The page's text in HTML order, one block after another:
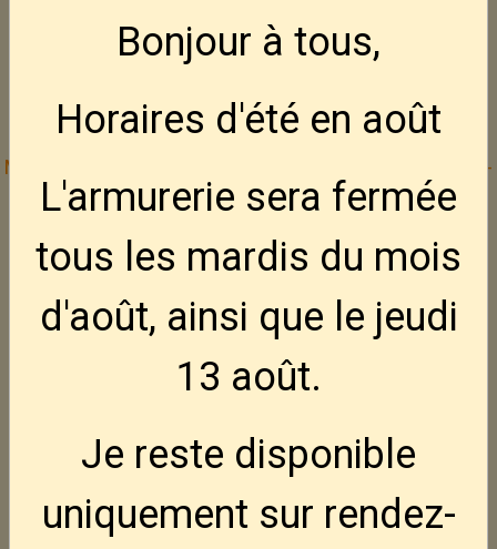
Aucune vente ne se fera par
correspondance, ni aux mineurs
d'âges.
Mode de paiement :
--
Cash
Inscrivez vous gratuitement à la Défence
Active des Amateurs d'Armes Site web DAAA
Bonjour à tous,
Horaires d'été en août
L'armurerie sera fermée
tous les mardis du mois
d'août, ainsi que le jeudi
13 août.
Je reste disponible
uniquement sur rendez-